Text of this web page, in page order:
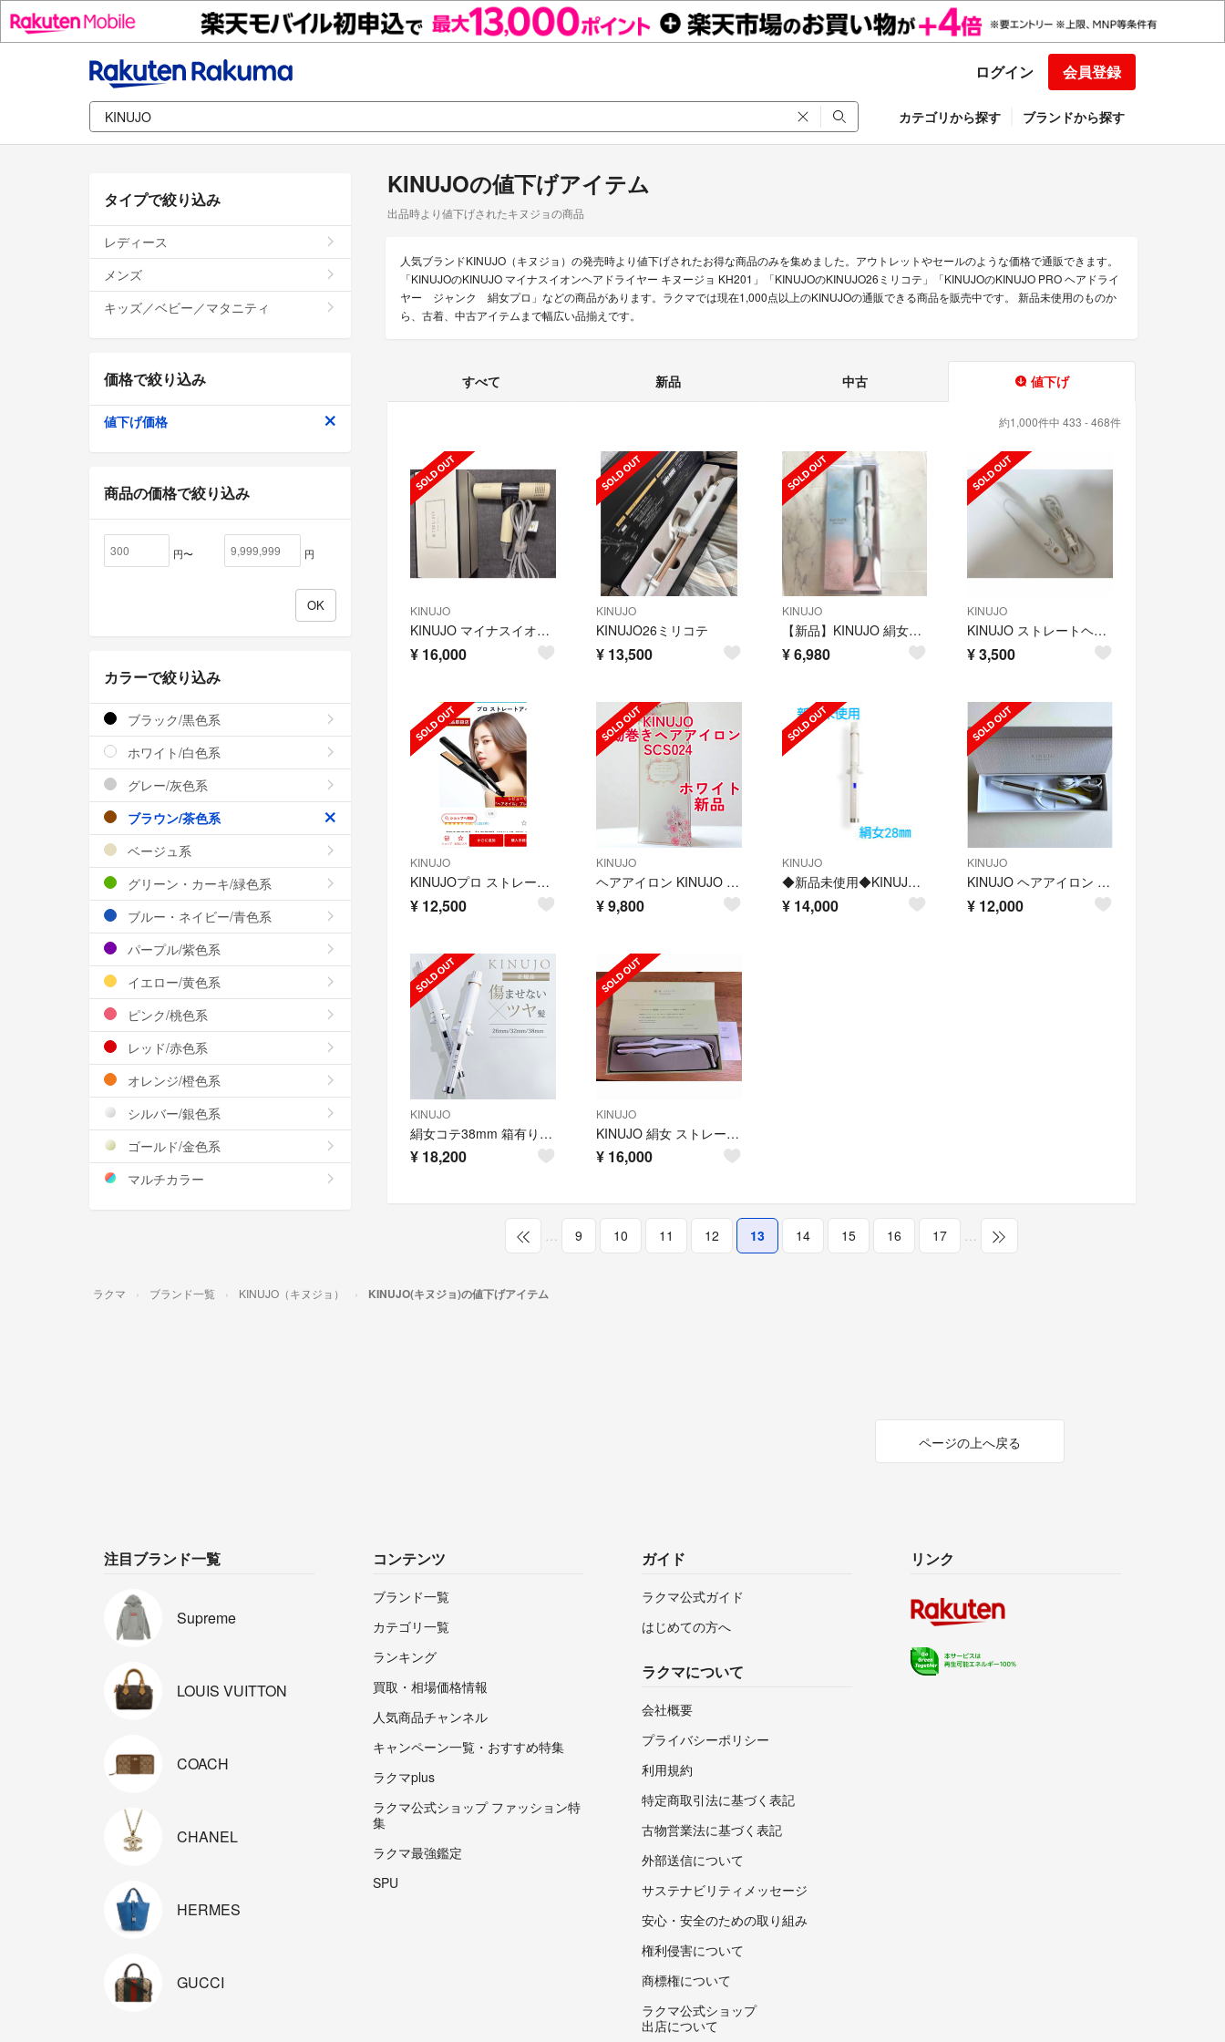
ログイン 会員登録
カテゴリから探す ブランドから探す
KINUJOの値下げアイテム
出品時より値下げされたキヌジョの商品
人気ブランドKINUJO（キヌジョ）の発売時より値下げされたお得な商品のみを集めました。アウトレットやセールのような価格で通販できます。
「KINUJOのKINUJO マイナスイオンヘアドライヤー キヌージョ KH201」「KINUJOのKINUJO26ミリコテ」「KINUJOのKINUJO PRO ヘアドライ
ヤー ジャンク 絹女プロ」などの商品があります。ラクマでは現在1,000点以上のKINUJOの通販できる商品を販売中です。 新品未使用のものか
ら、古着、中古アイテムまで幅広い品揃えです。
すべて 新品 中古 値下げ
約1,000件中 433 - 468件
KINUJO
KINUJO マイナスイオンヘアドライヤー キヌージョ KH201
¥ 16,000
KINUJO
KINUJO26ミリコテ
¥ 13,500
KINUJO
【新品】KINUJO 絹女シルクプレートミニアイロン DG085
¥6,980
KINUJO
KINUJO ストレートヘアアイロン DS200
¥3,500
KINUJO
KINUJOプロ ストレートアイロン
¥ 12,500
KINUJO
ヘアアイロン KINUJO SCS024 新品未使用
¥9,800
KINUJO
◆新品未使用◆KINUJO絹女カールアイロン28㎜
¥ 14,000
KINUJO
KINUJO ヘアアイロン 2W01
¥ 12,000
KINUJO
絹女コテ38mm 箱有り美品
¥ 18,200
KINUJO
KINUJO 絹女 ストレートヘアアイロン
¥ 16,000
9 10 11 12 13 14 15 16 17
タイプで絞り込み
レディース
メンズ
キッズ／ベビー／マタニティ
価格で絞り込み
値下げ価格
商品の価格で絞り込み
円〜 円
カラーで絞り込み
ブラック/黒色系
ホワイト/白色系
グレー/灰色系
ブラウン/茶色系
ベージュ系
グリーン・カーキ/緑色系
ブルー・ネイビー/青色系
パープル/紫色系
イエロー/黄色系
ピンク/桃色系
レッド/赤色系
オレンジ/橙色系
シルバー/銀色系
ゴールド/金色系
マルチカラー
ラクマ ブランド一覧 KINUJO（キヌジョ） KINUJO(キヌジョ)の値下げアイテム
ページの上へ戻る
注目ブランド一覧
Supreme
LOUIS VUITTON
COACH
CHANEL
HERMES
GUCCI
コンテンツ
ブランド一覧
カテゴリ一覧
ランキング
買取・相場価格情報
人気商品チャンネル
キャンペーン一覧・おすすめ特集
ラクマplus
ラクマ公式ショップ ファッション特
集
ラクマ最強鑑定
SPU
ガイド
ラクマ公式ガイド
はじめての方へ
ラクマについて
会社概要
プライバシーポリシー
利用規約
特定商取引法に基づく表記
古物営業法に基づく表記
外部送信について
サステナビリティメッセージ
安心・安全のための取り組み
権利侵害について
商標権について
ラクマ公式ショップ
出店について
リンク